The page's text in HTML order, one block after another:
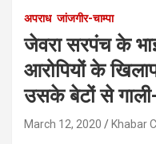
अपराध जांजगीर-चाम्पा
जेवरा सरपंच के
आरोपियों के
उसके बेटों से
March 12, 2020 Khabar